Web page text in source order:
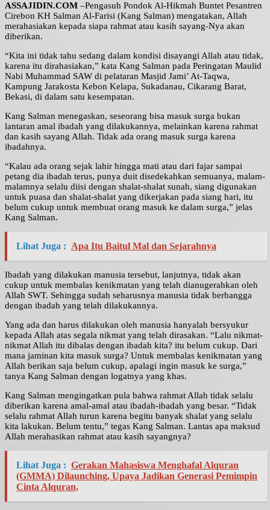
ASSAJIDIN.COM –Pengasuh Pondok Al-Hikmah Buntet Pesantren
Cirebon KH Salman Al-Farisi (Kang Salman) mengatakan, Allah
merahasiakan kepada siapa rahmat atau kasih sayang-Nya akan
diberikan.
“Kita ini tidak tahu sedang dalam kondisi disayangi Allah atau tidak,
karena itu dirahasiakan,” kata Kang Salman pada Peringatan Maulid
Nabi Muhammad SAW di pelataran Masjid Jami’ At-Taqwa,
Kampung Jarakosta Kebon Kelapa, Sukadanau, Cikarang Barat,
Bekasi, di dalam satu kesempatan.
Kang Salman menegaskan, seseorang bisa masuk surga bukan
lantaran amal ibadah yang dilakukannya, melainkan karena rahmat
dan kasih sayang Allah. Tidak ada orang masuk surga karena
ibadahnya.
“Kalau ada orang sejak lahir hingga mati atau dari fajar sampai
petang dia ibadah terus, punya duit disedekahkan semuanya, malam-
malamnya selalu diisi dengan shalat-shalat sunah, siang digunakan
untuk puasa dan shalat-shalat yang dikerjakan pada siang hari, itu
belum cukup untuk membuat orang masuk ke dalam surga,” jelas
Kang Salman.
Lihat Juga : Apa Itu Baitul Mal dan Sejarahnya
Ibadah yang dilakukan manusia tersebut, lanjutnya, tidak akan
cukup untuk membalas kenikmatan yang telah dianugerahkan oleh
Allah SWT. Sehingga sudah seharusnya manusia tidak berbangga
dengan ibadah yang telah dilakukannya.
Yang ada dan harus dilakukan oleh manusia hanyalah bersyukur
kepada Allah atas segala nikmat yang telah dirasakan. “Lalu nikmat-
nikmat Allah itu dibalas dengan ibadah kita? itu belum cukup. Dari
mana jaminan kita masuk surga? Untuk membalas kenikmatan yang
Allah berikan saja belum cukup, apalagi ingin masuk ke surga,”
tanya Kang Salman dengan logatnya yang khas.
Kang Salman mengingatkan pula bahwa rahmat Allah tidak selalu
diberikan karena amal-amal atau ibadah-ibadah yang besar. “Tidak
selalu rahmat Allah turun karena begitu banyak shalat yang selalu
kita lakukan. Belum tentu,” tegas Kang Salman. Lantas apa maksud
Allah merahasikan rahmat atau kasih sayangnya?
Lihat Juga : Gerakan Mahasiswa Menghafal Alquran
(GMMA) Dilaunching, Upaya Jadikan Generasi Pemimpin
Cinta Alquran,